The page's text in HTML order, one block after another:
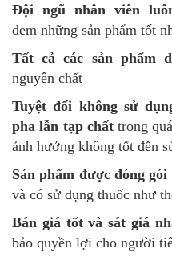
Đội ngũ nhân viên
đem những sản phẩm tốt
Tất cả các sản phẩm
nguyên chất
Tuyệt đối không sử
pha lẫn tạp chấttrong
ảnh hưởng không tốt đến
Sản phẩm được đóng
và có sử dụng thuốc như
Bán giá tốt và sát giá
bảo quyền lợi cho người